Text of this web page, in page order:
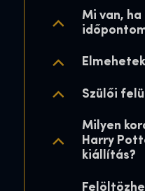
Mi van,
Szülői
Milyen
Harry
kiállítás?
Kiállítási
Kiállítási
Kiállítási